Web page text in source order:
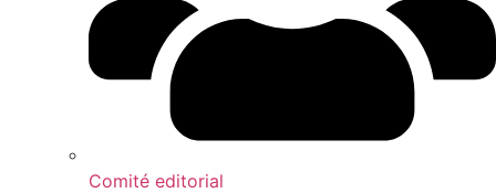
Comité editorial